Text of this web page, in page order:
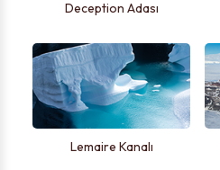
Deception Adası
Lemaire Kanalı